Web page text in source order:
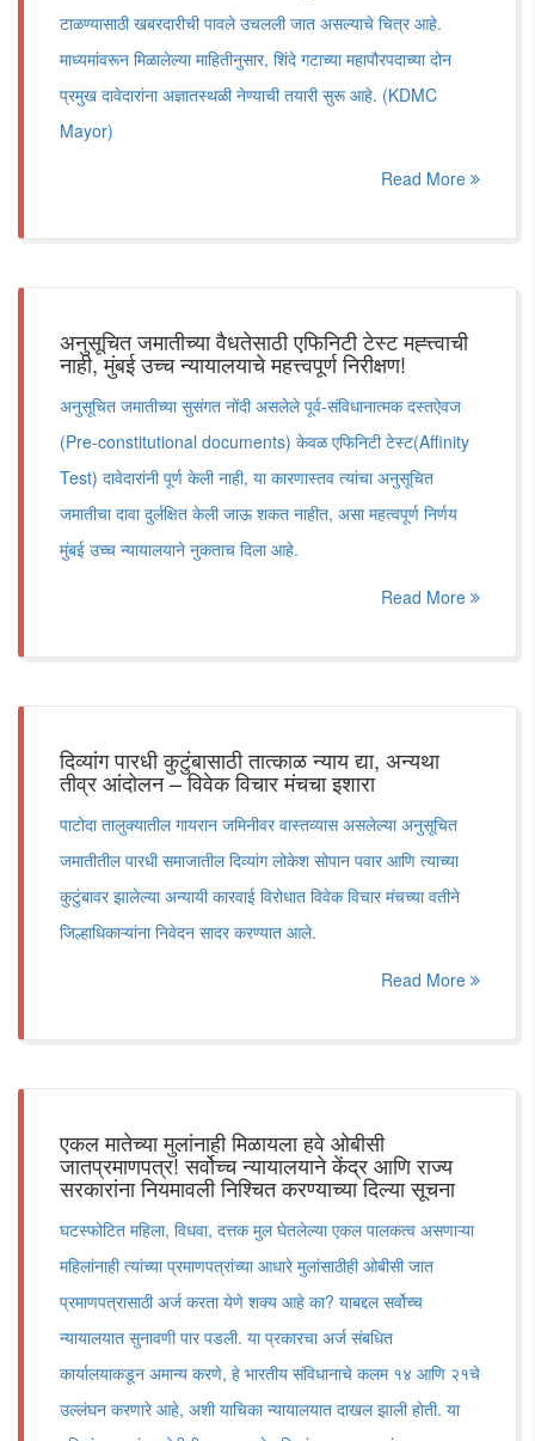
टाळण्यासाठी खबरदारीची पावले उचलली जात असल्याचे चित्र आहे.
माध्यमांवरून मिळालेल्या माहितीनुसार, शिंदे गटाच्या महापौरपदाच्या दोन
प्रमुख दावेदारांना अज्ञातस्थळी नेण्याची तयारी सुरू आहे. (KDMC
Mayor)
Read More
अनुसूचित जमातीच्या वैधतेसाठी एफिनिटी टेस्ट मह्त्त्वाची
नाही, मुंबई उच्च न्यायालयाचे महत्त्वपूर्ण निरीक्षण!
अनुसूचित जमातीच्या सुसंगत नोंदी असलेले पूर्व-संविधानात्मक दस्तऐवज
(Pre-constitutional documents) केवळ एफिनिटी टेस्ट(Affinity
Test) दावेदारांनी पूर्ण केली नाही, या कारणास्तव त्यांचा अनुसूचित
जमातीचा दावा दुर्लक्षित केली जाऊ शकत नाहीत, असा महत्वपूर्ण निर्णय
मुंबई उच्च न्यायालयाने नुकताच दिला आहे.
Read More
दिव्यांग पारधी कुटुंबासाठी तात्काळ न्याय द्या, अन्यथा
तीव्र आंदोलन – विवेक विचार मंचचा इशारा
पाटोदा तालुक्यातील गायरान जमिनीवर वास्तव्यास असलेल्या अनुसूचित
जमातीतील पारधी समाजातील दिव्यांग लोकेश सोपान पवार आणि त्याच्या
कुटुंबावर झालेल्या अन्यायी कारवाई विरोधात विवेक विचार मंचच्या वतीने
जिल्हाधिकाऱ्यांना निवेदन सादर करण्यात आले.
Read More
एकल मातेच्या मुलांनाही मिळायला हवे ओबीसी
जातप्रमाणपत्र! सर्वोच्च न्यायालयाने केंद्र आणि राज्य
सरकारांना नियमावली निश्चित करण्याच्या दिल्या सूचना
घटस्फोटित महिला, विधवा, दत्तक मुल घेतलेल्या एकल पालकत्व असणाऱ्या
महिलांनाही त्यांच्या प्रमाणपत्रांच्या आधारे मुलांसाठीही ओबीसी जात
प्रमाणपत्रासाठी अर्ज करता येणे शक्य आहे का? याबद्दल सर्वोच्च
न्यायालयात सुनावणी पार पडली. या प्रकारचा अर्ज संबधित
कार्यालयाकडून अमान्य करणे, हे भारतीय संविधानाचे कलम १४ आणि २१चे
उल्लंघन करणारे आहे, अशी याचिका न्यायालयात दाखल झाली होती. या